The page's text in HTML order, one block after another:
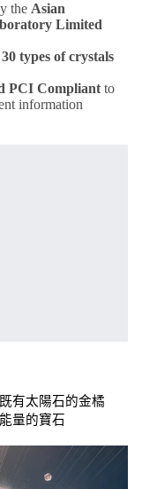
the Asian
Limited
types of crystals
PCI Compliant to
information
有太陽石的金橘
量的寶石